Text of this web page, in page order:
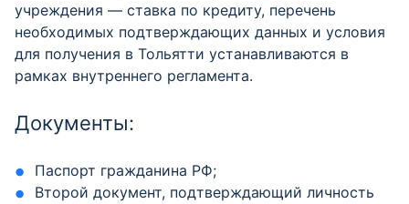
учреждения — ставка по кредиту, перечень
необходимых подтверждающих данных и условия
для получения в Тольятти устанавливаются в
рамках внутреннего регламента.
Документы:
Паспорт гражданина РФ;
Второй документ, подтверждающий личность